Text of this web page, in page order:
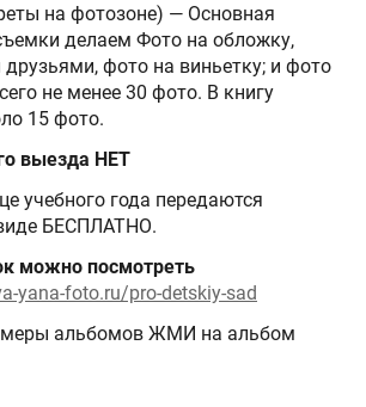
на фотозоне) — Основная
делаем Фото на обложку,
фото на виньетку; и фото
не менее 30 фото. В книгу
15 фото.
выезда НЕТ
учебного года передаются
БЕСПЛАТНО.
можно посмотреть
yana-foto.ru/pro-detskiy-sad
альбомов ЖМИ на альбом